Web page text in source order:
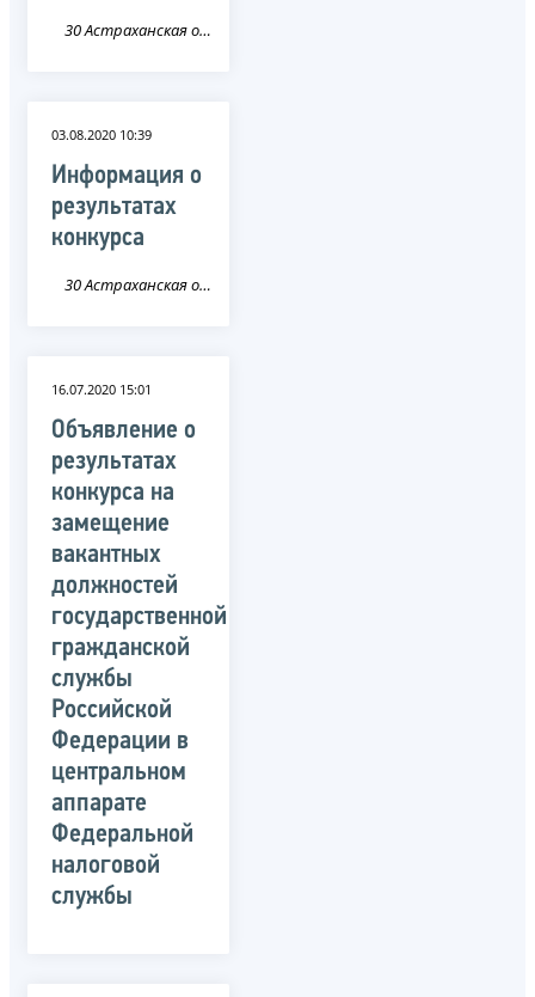
30 Астраханская область
03.08.2020 10:39
Информация о
результатах
конкурса
30 Астраханская область
16.07.2020 15:01
Объявление о
результатах
конкурса на
замещение
вакантных
должностей
государственной
гражданской
службы
Российской
Федерации в
центральном
аппарате
Федеральной
налоговой
службы